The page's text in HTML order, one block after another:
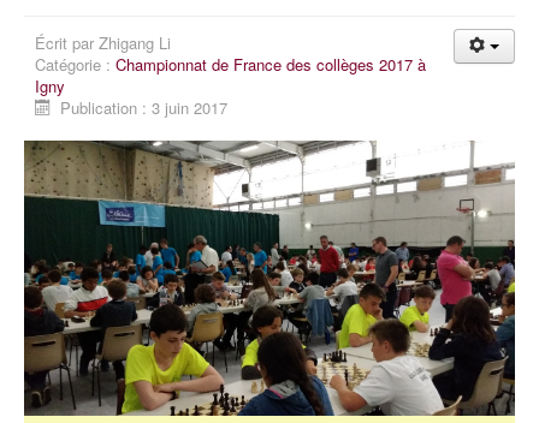
Écrit par Zhigang Li
Catégorie : Championnat de France des collèges 2017 à
Igny
Publication : 3 juin 2017